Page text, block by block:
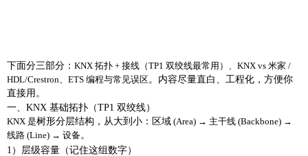
下面分三部分： KNX 拓扑 + 接线（TP1 双绞线最常用）、KNX vs 米家 /
HDL/Crestron、ETS 编程与常见误区 。内容尽量直白、工程化，方便你
直接用。
一、 KNX 基础拓扑（TP1 双绞线）
KNX 是树形分层结构 ，从大到小： 区域 (Area) → 主干线 (Backbone) →
线路 (Line) → 设备。
1）层级容量（记住这组数字）